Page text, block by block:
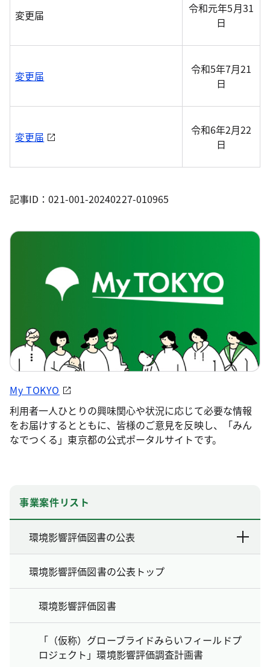
変更届
令和元年5月31
日
変更届
令和5年7月21
日
変更届
令和6年2月22
日
記事ID：021-001-20240227-010965
My TOKYO
利用者一人ひとりの興味関心や状況に応じて必要な情報
をお届けするとともに、皆様のご意見を反映し、「みん
なでつくる」東京都の公式ポータルサイトです。
事業案件リスト
環境影響評価図書の公表
環境影響評価図書の公表トップ
環境影響評価図書
「（仮称）グローブライドみらいフィールドプ
ロジェクト」環境影響評価調査計画書